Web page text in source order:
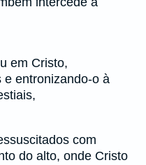
em Cristo,
e entronizando-o à
com
do alto, onde Cristo